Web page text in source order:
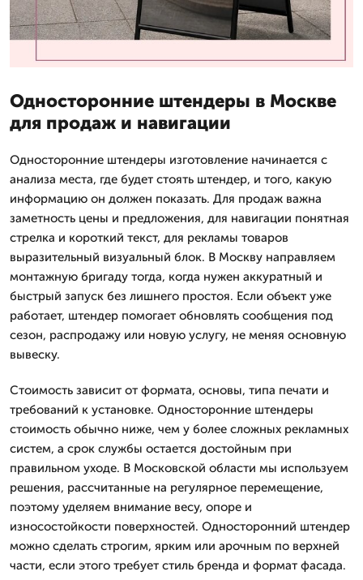
Односторонние штендеры в Москве
для продаж и навигации
Односторонние штендеры изготовление начинается с
анализа места, где будет стоять штендер, и того, какую
информацию он должен показать. Для продаж важна
заметность цены и предложения, для навигации понятная
стрелка и короткий текст, для рекламы товаров
выразительный визуальный блок. В Москву направляем
монтажную бригаду тогда, когда нужен аккуратный и
быстрый запуск без лишнего простоя. Если объект уже
работает, штендер помогает обновлять сообщения под
сезон, распродажу или новую услугу, не меняя основную
вывеску.
Стоимость зависит от формата, основы, типа печати и
требований к установке. Односторонние штендеры
стоимость обычно ниже, чем у более сложных рекламных
систем, а срок службы остается достойным при
правильном уходе. В Московской области мы используем
решения, рассчитанные на регулярное перемещение,
поэтому уделяем внимание весу, опоре и
износостойкости поверхностей. Односторонний штендер
можно сделать строгим, ярким или арочным по верхней
части, если этого требует стиль бренда и формат фасада.